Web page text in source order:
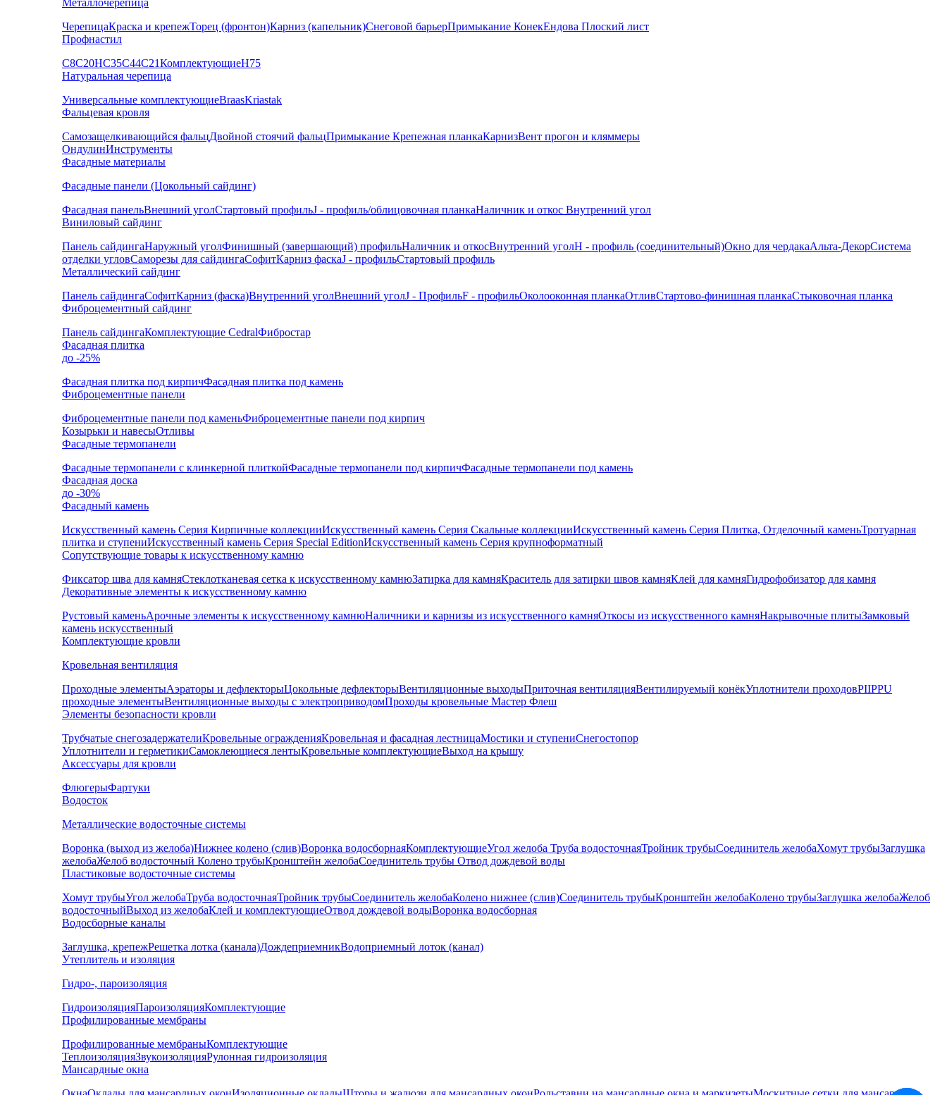
Металлочерепица
ЧерепицаКраска и крепежТорец (фронтон)Карниз (капельник)Снеговой барьерПримыкание КонекЕндова Плоский лист
Профнастил
С8С20НС35С44С21КомплектующиеН75
Натуральная черепица
Универсальные комплектующиеBraasKriastak
Фальцевая кровля
Самозащелкивающийся фальцДвойной стоячий фальцПримыкание Крепежная планкаКарнизВент прогон и кляммеры
ОндулинИнструменты
Фасадные материалы
Фасадные панели (Цокольный сайдинг)
Фасадная панельВнешний уголСтартовый профильJ - профиль/облицовочная планкаНаличник и откос Внутренний угол
Виниловый сайдинг
Панель сайдингаНаружный уголФинишный (завершающий) профильНаличник и откосВнутренний уголH - профиль (соединительный)Окно для чердакаАльта-ДекорСистема
отделки угловСаморезы для сайдингаСофитКарниз фаскаJ - профильСтартовый профиль
Металлический сайдинг
Панель сайдингаСофитКарниз (фаска)Внутренний уголВнешний уголJ - ПрофильF - профильОколооконная планкаОтливСтартово-финишная планкаСтыковочная планка
Фиброцементный сайдинг
Панель сайдингаКомплектующие CedralФибростар
Фасадная плитка
до -25%
Фасадная плитка под кирпичФасадная плитка под камень
Фиброцементные панели
Фиброцементные панели под каменьФиброцементные панели под кирпич
Козырьки и навесыОтливы
Фасадные термопанели
Фасадные термопанели с клинкерной плиткойФасадные термопанели под кирпичФасадные термопанели под камень
Фасадная доска
до -30%
Фасадный камень
Искусственный камень Серия Кирпичные коллекцииИскусственный камень Серия Скальные коллекцииИскусственный камень Серия Плитка, Отделочный каменьТротуарная
плитка и ступениИскусственный камень Серия Special EditionИскусственный камень Серия крупноформатный
Сопутствующие товары к искусственному камню
Фиксатор шва для камняСтеклотканевая сетка к искусственному камнюЗатирка для камняКраситель для затирки швов камняКлей для камняГидрофобизатор для камня
Декоративные элементы к искусственному камню
Рустовый каменьАрочные элементы к искусственному камнюНаличники и карнизы из искусственного камняОткосы из искусственного камняНакрывочные плитыЗамковый
камень искусственный
Комплектующие кровли
Кровельная вентиляция
Проходные элементыАэраторы и дефлекторыЦокольные дефлекторыВентиляционные выходыПриточная вентиляцияВентилируемый конёкУплотнители проходовPIIPPU
проходные элементыВентиляционные выходы с электроприводомПроходы кровельные Мастер Флеш
Элементы безопасности кровли
Трубчатые снегозадержателиКровельные огражденияКровельная и фасадная лестницаМостики и ступениСнегостопор
Уплотнители и герметикиСамоклеющиеся лентыКровельные комплектующиеВыход на крышу
Аксессуары для кровли
ФлюгерыФартуки
Водосток
Металлические водосточные системы
Воронка (выход из желоба)Нижнее колено (слив)Воронка водосборнаяКомплектующиеУгол желоба Труба водосточнаяТройник трубыСоединитель желобаХомут трубыЗаглушка
желобаЖелоб водосточный Колено трубыКронштейн желобаСоединитель трубы Отвод дождевой воды
Пластиковые водосточные системы
Хомут трубыУгол желобаТруба водосточнаяТройник трубыСоединитель желобаКолено нижнее (слив)Соединитель трубыКронштейн желобаКолено трубыЗаглушка желобаЖелоб
водосточныйВыход из желобаКлей и комплектующиеОтвод дождевой водыВоронка водосборная
Водосборные каналы
Заглушка, крепежРешетка лотка (канала)ДождеприемникВодоприемный лоток (канал)
Утеплитель и изоляция
Гидро-, пароизоляция
ГидроизоляцияПароизоляцияКомплектующие
Профилированные мембраны
Профилированные мембраныКомплектующие
ТеплоизоляцияЗвукоизоляцияРулонная гидроизоляция
Мансардные окна